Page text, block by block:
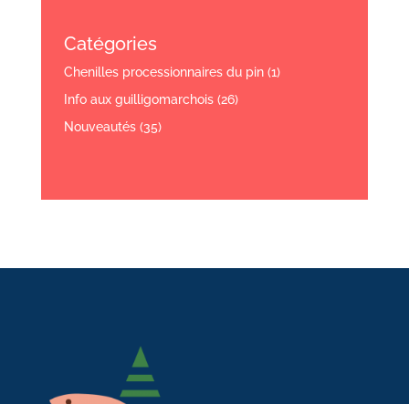
Catégories
Chenilles processionnaires du pin(1)
Info aux guilligomarchois(26)
Nouveautés(35)